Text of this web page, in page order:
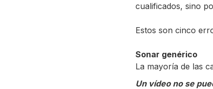
cualificados, sino
Estos son cinco
Sonar genérico
La mayoría de las
Un vídeo no se